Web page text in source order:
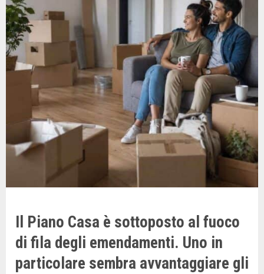
Il Piano Casa è sottoposto al fuoco
di fila degli emendamenti. Uno in
particolare sembra avvantaggiare gli